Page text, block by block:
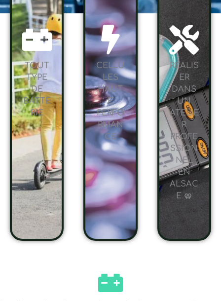
TOUT
TYPE
DE
BATTE
RIE
CELLU
LES
HAUT
E
PERFO
RMAN
CE
RÉALIS
ER
DANS
UN
ATELIE
R
PROFE
SSION
NEL
EN
ALSAC
E 🥨